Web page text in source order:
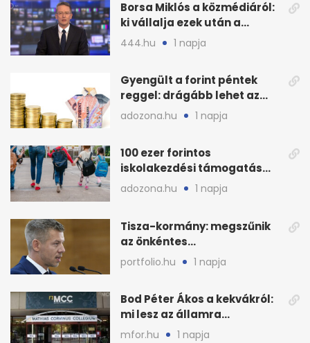
Borsa Miklós a közmédiáról:
ki vállalja ezek után a
munkát?
444.hu 1 napja
Gyengült a forint péntek
reggel: drágább lehet az
euró és a dollár
adozona.hu 1 napja
100 ezer forintos
iskolakezdési támogatás
2026 őszén: adózás,
munkáltatói plusz
adozona.hu 1 napja
Tisza-kormány: megszűnik
az önkéntes
fogyasztáscsökkentés
portfolio.hu 1 napja
Bod Péter Ákos a kekvákról:
mi lesz az államra
visszaszálló vagyonnal?
mfor.hu 1 napja